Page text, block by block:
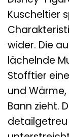
Kuscheltier
wider. Die
lächelnde
Stofftier
und
Bann zieht.